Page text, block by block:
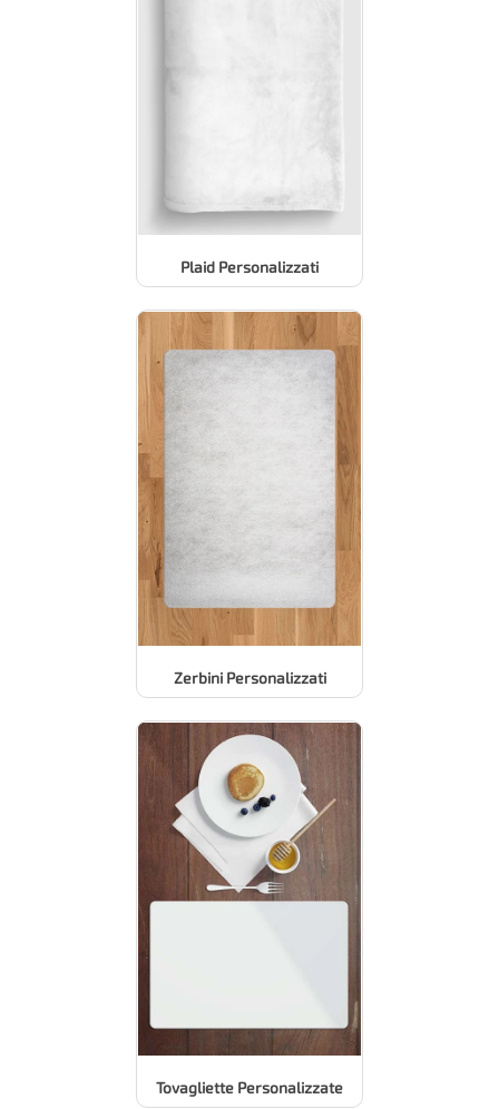
Plaid Personalizzati
Zerbini Personalizzati
Tovagliette Personalizzate